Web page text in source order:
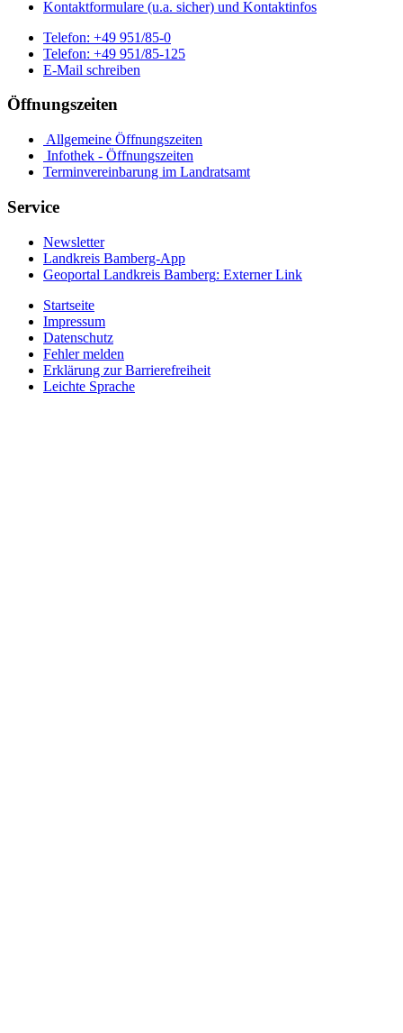
Kontaktformulare (u.a. sicher) und Kontaktinfos
Telefon: +49 951/85-0
Telefon: +49 951/85-125
E-Mail schreiben
Öffnungszeiten
Allgemeine Öffnungszeiten
Infothek - Öffnungszeiten
Terminvereinbarung im Landratsamt
Service
Newsletter
Landkreis Bamberg-App
Geoportal Landkreis Bamberg: Externer Link
Startseite
Impressum
Datenschutz
Fehler melden
Erklärung zur Barrierefreiheit
Leichte Sprache